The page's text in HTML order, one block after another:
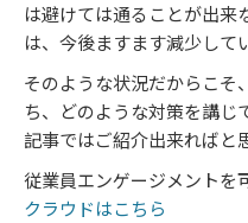
は避けては通ることが出来
は、今後ますます減少して
そのような状況だからこそ
ち、どのような対策を講じ
記事ではご紹介出来ればと
従業員エンゲージメントを
クラウドはこちら